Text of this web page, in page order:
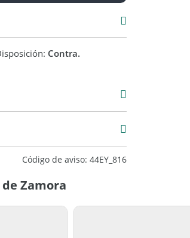
Contra.
Código de aviso: 44EY_816
Zamora